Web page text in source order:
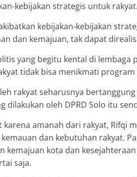
kebijakan strategis untuk rakyat.
kebijakan-kebijakan
dan kemajuan, tak dapat
yang begitu kental di lembaga
tidak bisa menikmati program
rakyat seharusnya
dilakukan oleh DPRD Solo itu
amanah dari rakyat, Rifqi
dan kebutuhan rakyat.
kota dan
saja.